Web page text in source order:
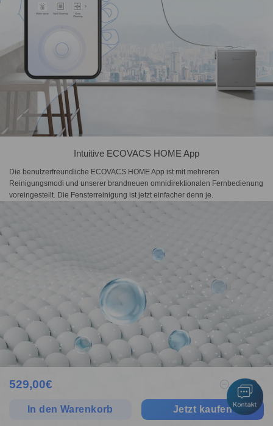
Intuitive ECOVACS HOME App
Die benutzerfreundliche ECOVACS HOME App ist mit mehreren
Reinigungsmodi und unserer brandneuen omnidirektionalen Fernbedienung
voreingestellt. Die Fensterreinigung ist jetzt einfacher denn je.
529,00€ 1
In den Warenkorb Jetzt kaufen